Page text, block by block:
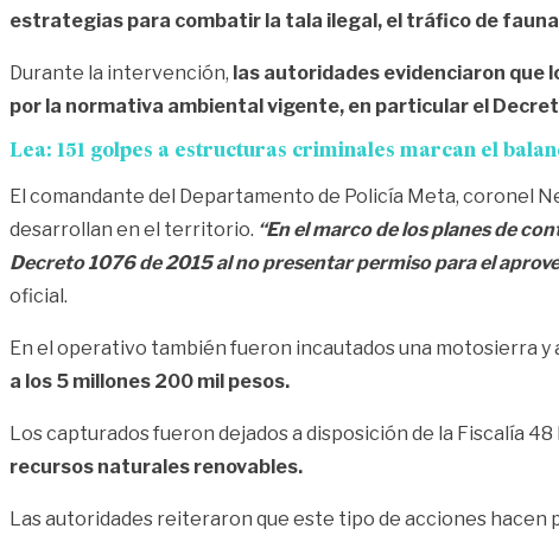
estrategias para combatir la tala ilegal, el tráfico de
Durante la intervención, las autoridades evidenciaron que
por la normativa ambiental vigente, en particular el
Lea: 151 golpes a estructuras criminales marcan el
El comandante del Departamento de Policía Meta, coronel
desarrollan en el territorio. “En el marco de los planes de
Decreto 1076 de 2015 al no presentar permiso para el
oficial.
En el operativo también fueron incautados una motosierra
a los 5 millones 200 mil pesos.
Los capturados fueron dejados a disposición de la Fiscalía 48
recursos naturales renovables.
Las autoridades reiteraron que este tipo de acciones